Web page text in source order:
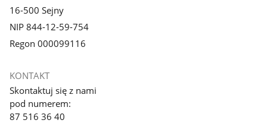
16-500 Sejny
NIP 844-12-59-754
Regon 000099116
KONTAKT
Skontaktuj się z nami
pod numerem:
87 516 36 40